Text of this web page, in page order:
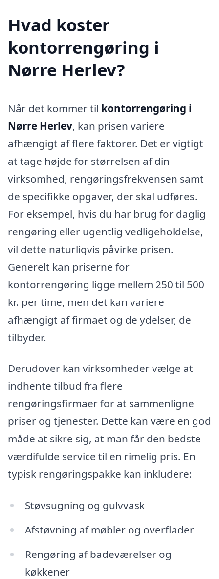
Hvad koster
kontorrengøring i
Nørre Herlev?
Når det kommer til kontorrengøring i
Nørre Herlev, kan prisen variere
afhængigt af flere faktorer. Det er vigtigt
at tage højde for størrelsen af din
virksomhed, rengøringsfrekvensen samt
de specifikke opgaver, der skal udføres.
For eksempel, hvis du har brug for daglig
rengøring eller ugentlig vedligeholdelse,
vil dette naturligvis påvirke prisen.
Generelt kan priserne for
kontorrengøring ligge mellem 250 til 500
kr. per time, men det kan variere
afhængigt af firmaet og de ydelser, de
tilbyder.
Derudover kan virksomheder vælge at
indhente tilbud fra flere
rengøringsfirmaer for at sammenligne
priser og tjenester. Dette kan være en god
måde at sikre sig, at man får den bedste
værdifulde service til en rimelig pris. En
typisk rengøringspakke kan inkludere:
Støvsugning og gulvvask
Afstøvning af møbler og overflader
Rengøring af badeværelser og
køkkener